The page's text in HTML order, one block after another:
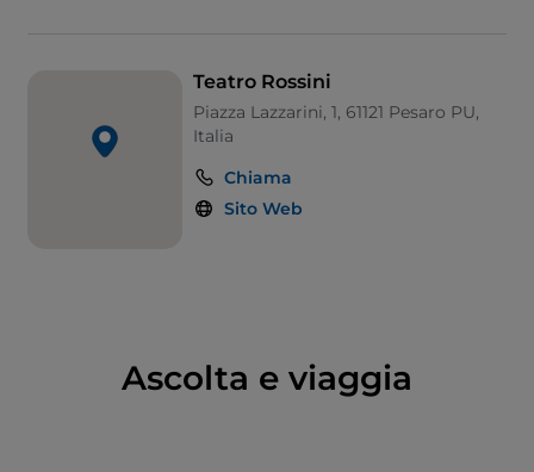
costituisce l’ingresso principale. Nel 1855 il teatro
la facciata, modificato il ridotto e realizzata un’ampia
sala (l’attuale Sala della Repubblica) all’altezza del
terzo ordine di palchi.
e concerti del Rossini Opera Festival, la Stagione
Teatrale, la Stagione Concertistica e il Festival
Teatro Rossini
Piazza Lazzarini, 1, 61121 Pesaro PU,
Italia
Chiama
Sito Web
Ascolta e viaggia